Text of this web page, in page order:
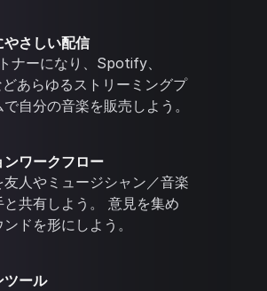
やさしい配信
ナーになり、Spotify、
あらゆるストリーミングプ
自分の音楽を販売しよう。
ンワークフロー
人やミュージシャン／音楽
共有しよう。 意見を集め
ドを形にしよう。
ツール